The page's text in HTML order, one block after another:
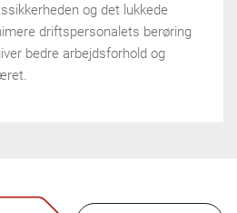
og det lukkede
driftspersonalets berøring
bedre arbejdsforhold og